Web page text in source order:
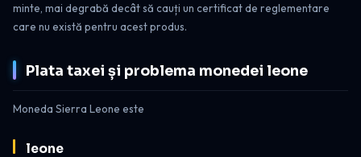
minte, mai degrabă decât să cauți un certificat de reglementare
care nu există pentru acest produs.
Plata taxei și problema monedei leone
Moneda Sierra Leone este
leone